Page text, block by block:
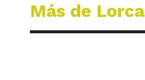
Más de Lorca